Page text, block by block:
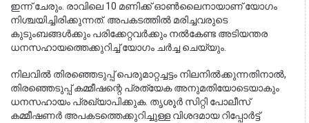
ഇന്ന് ചേരും. രാവിലെ 10 മണിക്ക് ഓൺലൈനായാണ് യോഗം
നിശ്ചയിച്ചിരിക്കുന്നത്. അപകടത്തിൽ മരിച്ചവരുടെ
കുടുംബങ്ങൾക്കും പരിക്കേറ്റവർക്കും നൽകേണ്ട അടിയന്തര
ധനസഹായത്തെക്കുറിച്ച് യോഗം ചർച്ച ചെയ്യും.
നിലവിൽ തിരഞ്ഞെടുപ്പ് പെരുമാറ്റച്ചട്ടം നിലനിൽക്കുന്നതിനാൽ,
തിരഞ്ഞെടുപ്പ് കമ്മീഷന്റെ പ്രത്യേക അനുമതിയോടെയാകും
ധനസഹായം പ്രഖ്യാപിക്കുക. തൃശൂർ സിറ്റി പോലീസ്
കമ്മീഷണർ അപകടത്തെക്കുറിച്ചുള്ള വിശദമായ റിപ്പോർട്ട്